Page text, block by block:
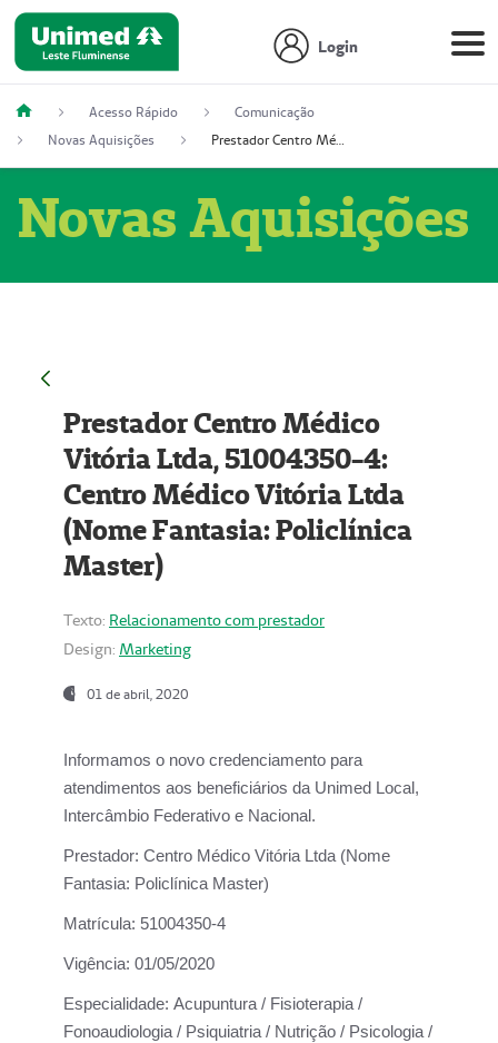
Login
Acesso Rápido
Comunicação
Novas Aquisições
Prestador Centro Médico Vitória Ltda, 51004350-4: Centro Médico Vitória Ltda (Nome Fantasia: Policlínica Master)
Novas Aquisições
Prestador Centro Médico
Vitória Ltda, 51004350-4:
Centro Médico Vitória Ltda
(Nome Fantasia: Policlínica
Master)
Texto: Relacionamento com prestador
Design: Marketing
01 de abril, 2020
Informamos o novo credenciamento para
atendimentos aos beneficiários da Unimed Local,
Intercâmbio Federativo e Nacional.
Prestador: Centro Médico Vitória Ltda (Nome
Fantasia: Policlínica Master)
Matrícula: 51004350-4
Vigência: 01/05/2020
Especialidade: Acupuntura / Fisioterapia /
Fonoaudiologia / Psiquiatria / Nutrição / Psicologia /